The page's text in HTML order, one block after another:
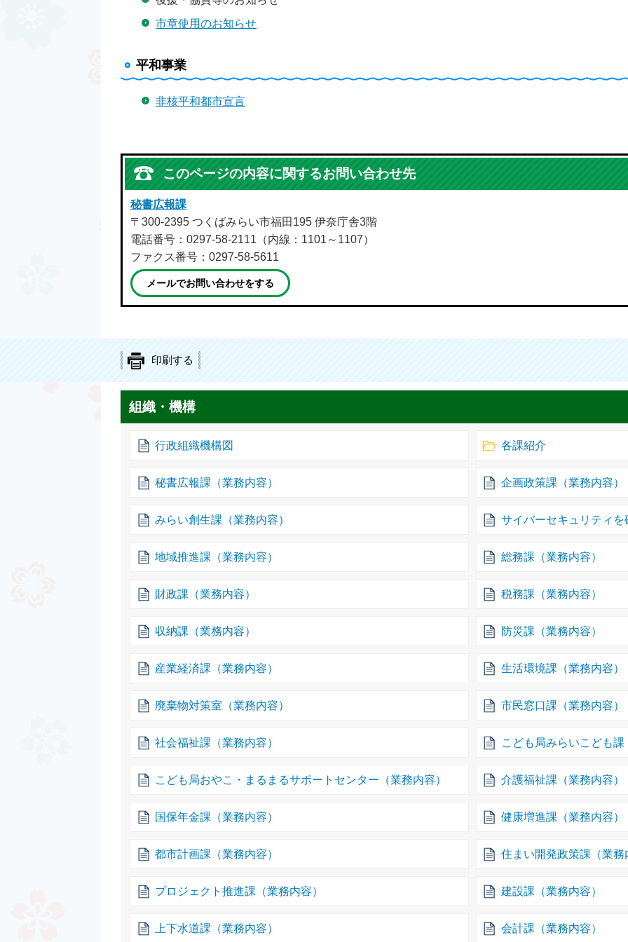
市章使⽤のお知らせ
平和事業
非核平和都市宣言
このページの内容に関するお問い合わせ先
秘書広報課
〒300-2395 つくばみらい市福田195 伊奈庁舎3階
電話番号：0297-58-2111（内線：1101～1107）
ファクス番号：0297-58-5611
メールでお問い合わせをする
印刷する
組織・機構
行政組織機構図 各課紹介
秘書広報課（業務内容） 企画政策課（業務内容）
みらい創生課（業務内容） サイバーセキュリティ
地域推進課（業務内容） 総務課（業務内容）
財政課（業務内容） 税務課（業務内容）
収納課（業務内容） 防災課（業務内容）
産業経済課（業務内容） 生活環境課（業務内容）
廃棄物対策室（業務内容） 市民窓口課（業務内容）
社会福祉課（業務内容） こども局みらいこども
こども局おやこ・まるまるサポートセンター（業務内容） 介護福祉課（業務内容）
国保年金課（業務内容） 健康増進課（業務内容）
都市計画課（業務内容） 住まい開発政策課（業務
プロジェクト推進課（業務内容） 建設課（業務内容）
上下水道課（業務内容） 会計課（業務内容）